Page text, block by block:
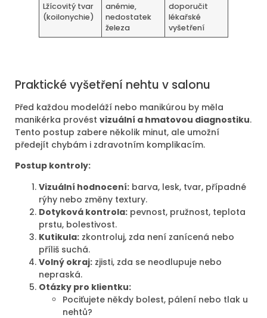
Lžícovitý tvar
(koilonychie)
anémie,
nedostatek
železa
doporučit
lékařské
vyšetření
Praktické vyšetření nehtu v salonu
Před každou modeláží nebo manikúrou by měla
manikérka provést vizuální a hmatovou diagnostiku.
Tento postup zabere několik minut, ale umožní
předejít chybám i zdravotním komplikacím.
Postup kontroly:
Vizuální hodnocení: barva, lesk, tvar, případné
rýhy nebo změny textury.
Dotyková kontrola: pevnost, pružnost, teplota
prstu, bolestivost.
Kutikula: zkontroluj, zda není zanícená nebo
příliš suchá.
Volný okraj: zjisti, zda se neodlupuje nebo
nepraská.
Otázky pro klientku:
Pociťujete někdy bolest, pálení nebo tlak u
nehtů?